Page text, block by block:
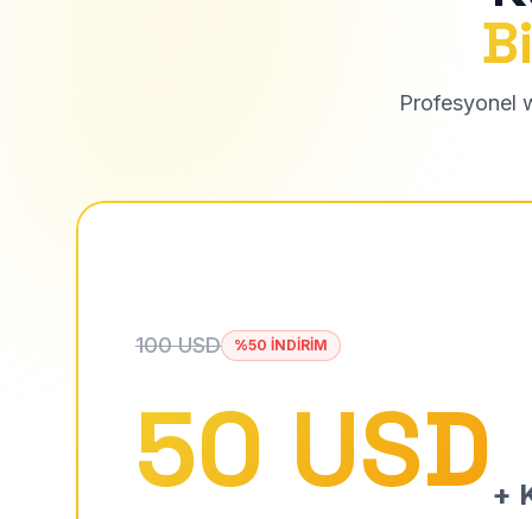
Profesyonel
100 USD %50 İNDİRİM
50 USD +